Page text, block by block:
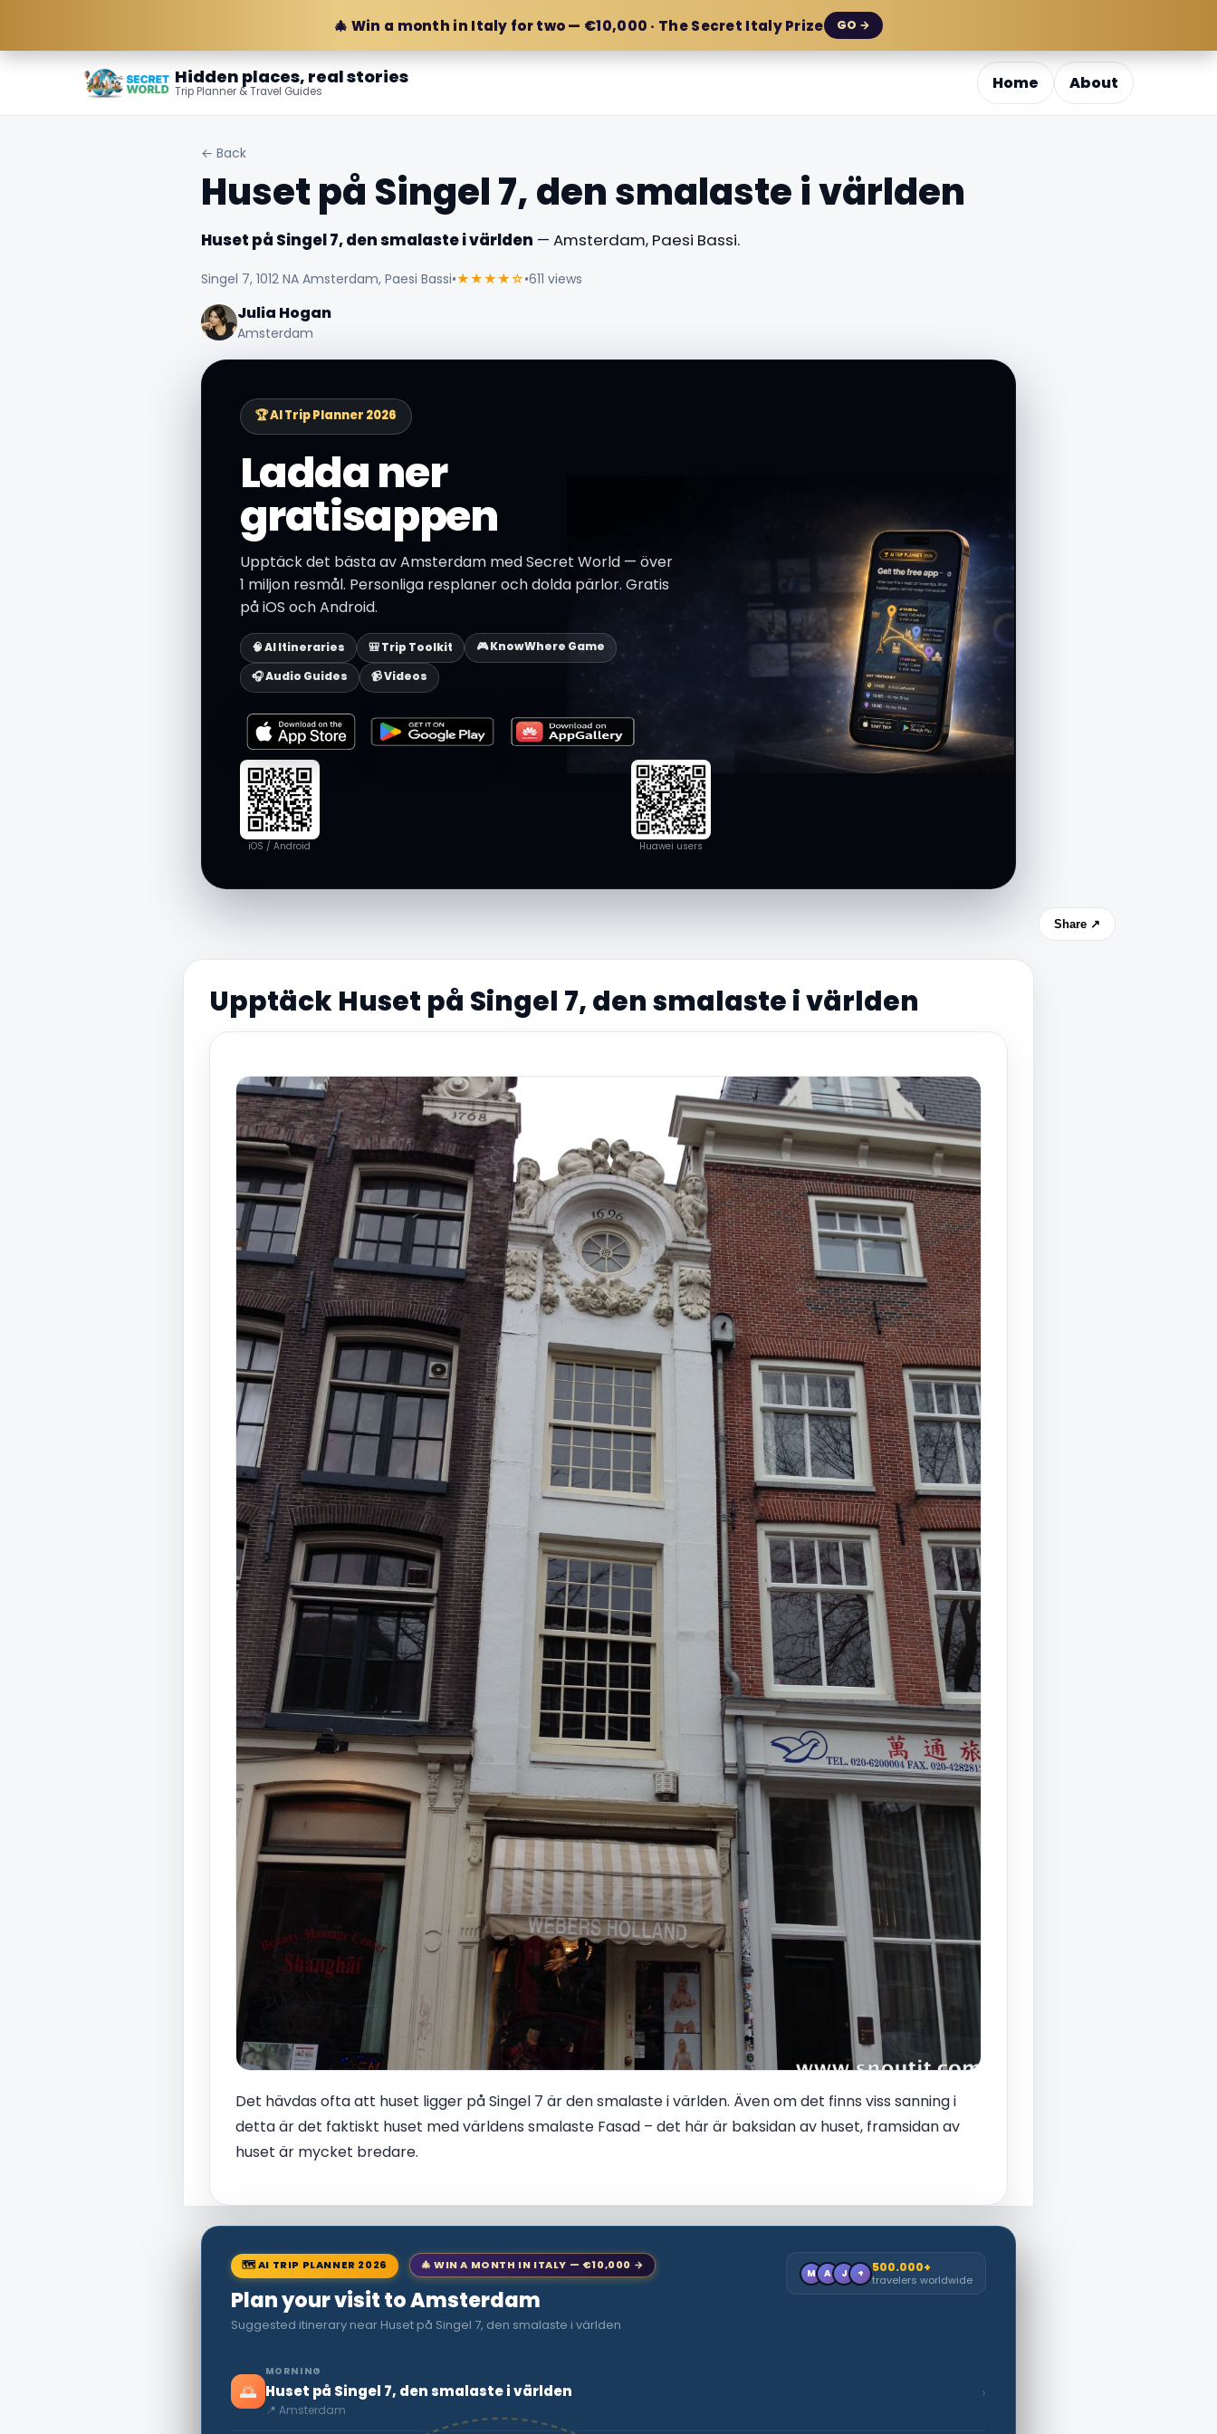
🎄 Win a month in Italy for two — €10,000 · The Secret Italy Prize GO →
Hidden places, real stories
Trip Planner & Travel Guides Home About
← Back
Huset på Singel 7, den smalaste i världen
Huset på Singel 7, den smalaste i världen — Amsterdam, Paesi Bassi.
Singel 7, 1012 NA Amsterdam, Paesi Bassi•★★★★☆•611 views
Julia Hogan
Amsterdam
🏆 AI Trip Planner 2026
Ladda ner
gratisappen
Upptäck det bästa av Amsterdam med Secret World — över
1 miljon resmål. Personliga resplaner och dolda pärlor. Gratis
på iOS och Android.
🧠 AI Itineraries 🎒 Trip Toolkit
🎮 KnowWhere Game
🎧 Audio Guides
📹 Videos
iOS / Android Huawei users
Share ↗
Upptäck Huset på Singel 7, den smalaste i världen
Det hävdas ofta att huset ligger på Singel 7 är den smalaste i världen. Även om det finns viss sanning i
detta är det faktiskt huset med världens smalaste Fasad – det här är baksidan av huset, framsidan av
huset är mycket bredare.
🗺 AI TRIP PLANNER 2026 🎄 WIN A MONTH IN ITALY — €10,000 →
Plan your visit to Amsterdam
Suggested itinerary near Huset på Singel 7, den smalaste i världen
M A J + 500.000+
travelers worldwide
🌅
MORNING
Huset på Singel 7, den smalaste i världen
📍 Amsterdam
›